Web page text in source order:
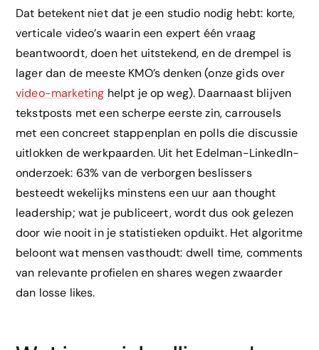
Dat betekent niet dat je een studio nodig hebt: korte,
verticale video’s waarin een expert één vraag
beantwoordt, doen het uitstekend, en de drempel is
lager dan de meeste KMO’s denken (onze gids over
video-marketing helpt je op weg). Daarnaast blijven
tekstposts met een scherpe eerste zin, carrousels
met een concreet stappenplan en polls die discussie
uitlokken de werkpaarden. Uit het Edelman-LinkedIn-
onderzoek: 63% van de verborgen beslissers
besteedt wekelijks minstens een uur aan thought
leadership; wat je publiceert, wordt dus ook gelezen
door wie nooit in je statistieken opduikt. Het algoritme
beloont wat mensen vasthoudt: dwell time, comments
van relevante profielen en shares wegen zwaarder
dan losse likes.